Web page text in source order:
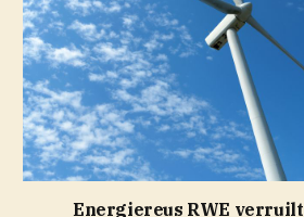
Energiereus RWE verruilt